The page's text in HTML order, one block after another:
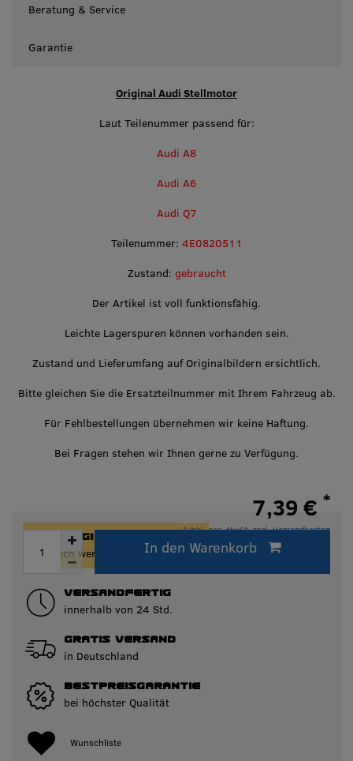
Beratung & Service
Garantie
Original Audi Stellmotor
Laut Teilenummer passend für:
Audi A8
Audi A6
Audi Q7
Teilenummer: 4E0820511
Zustand: gebraucht
Der Artikel ist voll funktionsfähig.
Leichte Lagerspuren können vorhanden sein.
Zustand und Lieferumfang auf Originalbildern ersichtlich.
Bitte gleichen Sie die Ersatzteilnummer mit Ihrem Fahrzeug ab.
Für Fehlbestellungen übernehmen wir keine Haftung.
Bei Fragen stehen wir Ihnen gerne zu Verfügung.
VERSANDFERTIG
innerhalb von 24 Std.
GRATIS VERSAND
in Deutschland
BESTPREISGARANTIE
bei höchster Qualität
Wunschliste
ACHTUNG!
Nur noch wenige Artikel auf Lager!
7,39 € *
* inkl. ges. MwSt. zzgl.Versandkosten
Innerhalb von 24h versandfertig.
In den Warenkorb